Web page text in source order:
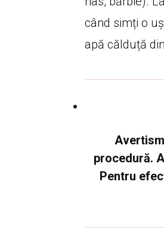
când simți o
apă călduță
procedură.
Pentru